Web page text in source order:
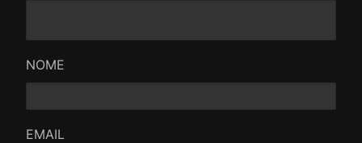
NOME
EMAIL